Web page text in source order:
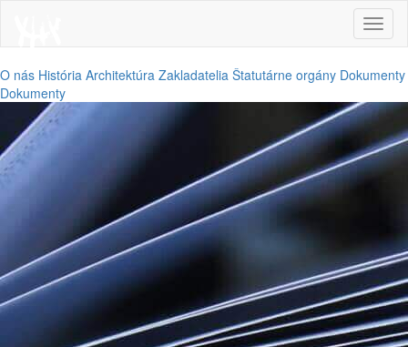
O nás História Architektúra Zakladatelia Štatutárne orgány Dokumenty
Dokumenty